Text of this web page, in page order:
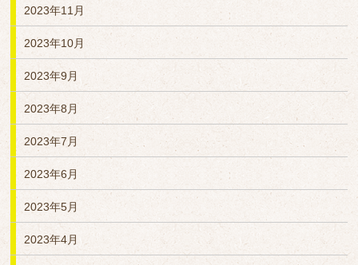
2023年11月
2023年10月
2023年9月
2023年8月
2023年7月
2023年6月
2023年5月
2023年4月